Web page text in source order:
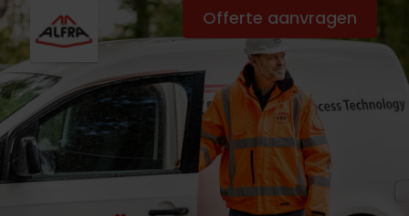
Offerte aanvragen